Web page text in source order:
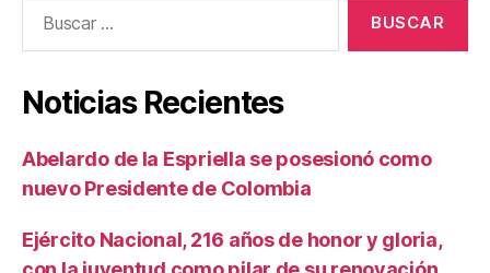
Noticias Recientes
Abelardo de la Espriella se posesionó como
nuevo Presidente de Colombia
Ejército Nacional, 216 años de honor y gloria,